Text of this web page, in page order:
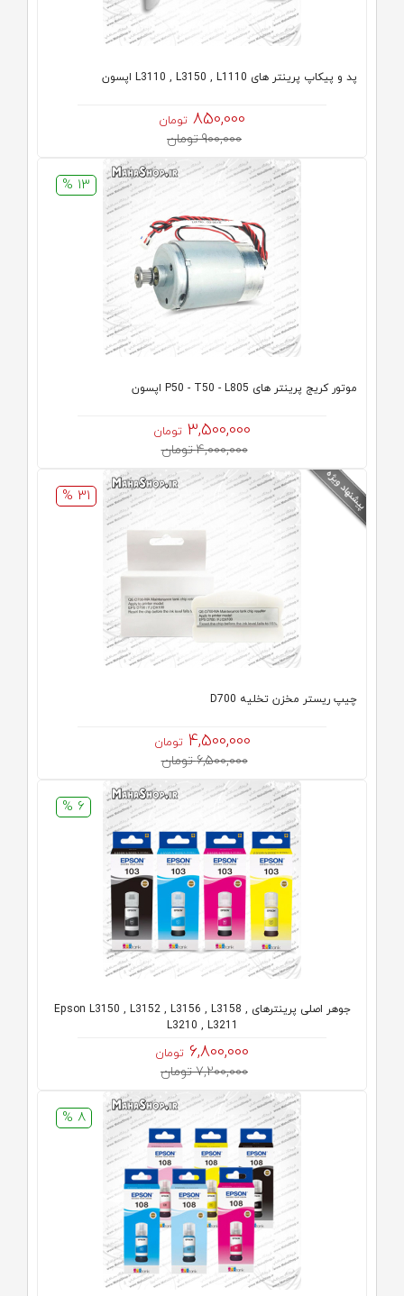
پد و پیکاپ پرینتر های L3110 , L3150 , L1110 اپسون
850,000 تومان
900,000 تومان
13 %
موتور کریج پرینتر های P50 - T50 - L805 اپسون
3,500,000 تومان
4,000,000 تومان
31 %
چیپ ریستر مخزن تخلیه D700
4,500,000 تومان
6,500,000 تومان
6 %
جوهر اصلی پرینترهای Epson L3150 , L3152 , L3156 , L3158 ,
L3210 , L3211
6,800,000 تومان
7,200,000 تومان
8 %